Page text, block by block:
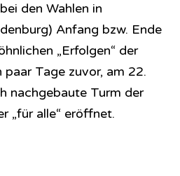
den Wahlen in
Anfang bzw. Ende
„Erfolgen“ der
Tage zuvor, am 22.
nachgebaute Turm der
„für alle“ eröffnet.